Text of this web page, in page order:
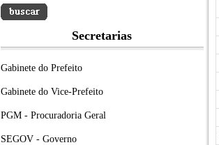
Secretarias
Gabinete do Prefeito
Gabinete do Vice-Prefeito
PGM - Procuradoria Geral
SEGOV - Governo